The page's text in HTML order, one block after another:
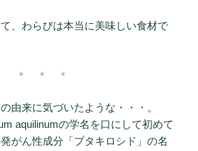
、わらびは本当に美味しい食材で
＊ ＊ ＊
由来に気づいたような・・・。
aquilinumの学名を口にして初めて
がん性成分「プタキロシド」の名